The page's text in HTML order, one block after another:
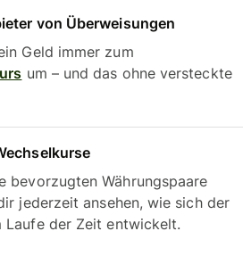
von Überweisungen
Geld immer zum
um – und das ohne versteckte
bevorzugten Währungspaare
jederzeit ansehen, wie sich der
Laufe der Zeit entwickelt.